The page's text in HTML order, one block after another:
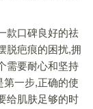
口碑良好的祛
脱疤痕的困扰,拥
需要耐心和坚持
第一步,正确的使
给肌肤足够的时